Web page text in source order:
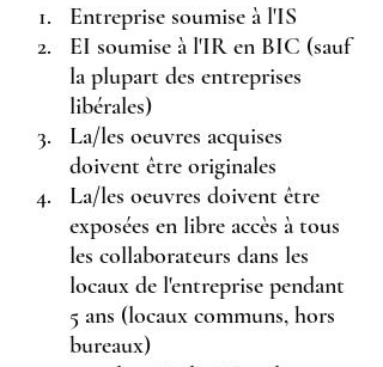
Entreprise soumise à l'IS
EI soumise à l'IR en BIC (sauf
la plupart des entreprises
libérales)
La/les oeuvres acquises
doivent être originales
La/les oeuvres doivent être
exposées en libre accès à tous
les collaborateurs dans les
locaux de l'entreprise pendant
5 ans (locaux communs, hors
bureaux)